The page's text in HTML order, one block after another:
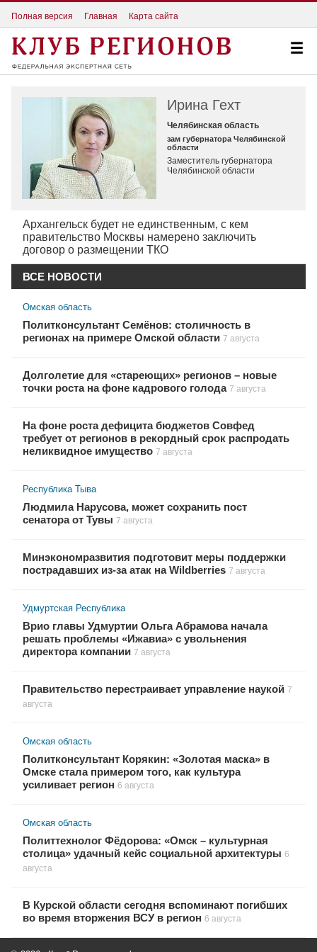
Полная версия Главная Карта сайта
Ирина Гехт
Челябинская область
зам губернатора Челябинской
области
Заместитель губернатора
Челябинской области
Архангельск будет не единственным, с кем
правительство Москвы намерено заключить
договор о размещении ТКО
ВСЕ НОВОСТИ
Омская область
Политконсультант Семёнов: столичность в
регионах на примере Омской области 7 августа
Долголетие для «стареющих» регионов – новые
точки роста на фоне кадрового голода 7 августа
На фоне роста дефицита бюджетов Совфед
требует от регионов в рекордный срок распродать
неликвидное имущество 7 августа
Республика Тыва
Людмила Нарусова, может сохранить пост
сенатора от Тувы 7 августа
Минэкономразвития подготовит меры поддержки
пострадавших из-за атак на Wildberries 7 августа
Удмуртская Республика
Врио главы Удмуртии Ольга Абрамова начала
решать проблемы «Ижавиа» с увольнения
директора компании 7 августа
Правительство перестраивает управление наукой 7
августа
Омская область
Политконсультант Корякин: «Золотая маска» в
Омске стала примером того, как культура
усиливает регион 6 августа
Омская область
Политтехнолог Фёдорова: «Омск – культурная
столица» удачный кейс социальной архитектуры 6
августа
В Курской области сегодня вспоминают погибших
во время вторжения ВСУ в регион 6 августа